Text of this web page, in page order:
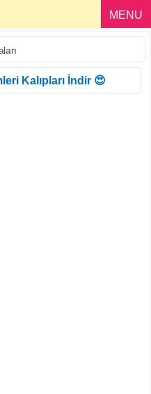
MENU
Kalıpları İndir 😍